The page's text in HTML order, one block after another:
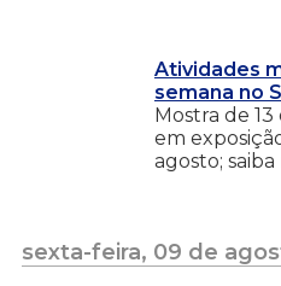
Atividades
semana no
Mostra de
em
agosto; saiba
sexta-feira, 09 de